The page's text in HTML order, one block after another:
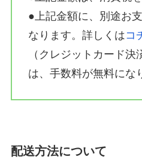
●上記金額に、別途お
なります。詳しくはコ
（クレジットカード
は、手数料が無料にな
配送方法について